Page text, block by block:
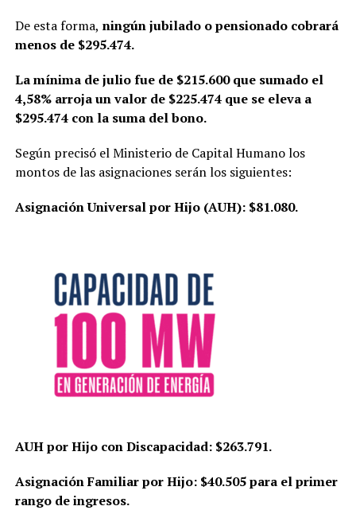
De esta forma, ningún jubilado o pensionado cobrará
menos de $295.474.
La mínima de julio fue de $215.600 que sumado el
4,58% arroja un valor de $225.474 que se eleva a
$295.474 con la suma del bono.
Según precisó el Ministerio de Capital Humano los
montos de las asignaciones serán los siguientes:
Asignación Universal por Hijo (AUH): $81.080.
AUH por Hijo con Discapacidad: $263.791.
Asignación Familiar por Hijo: $40.505 para el primer
rango de ingresos.